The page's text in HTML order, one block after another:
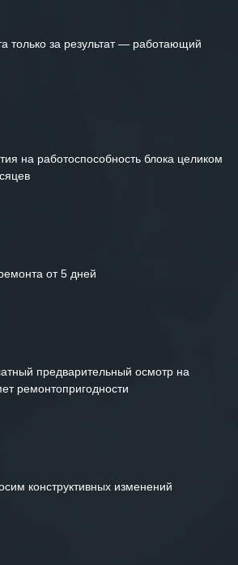
только за результат — работающий
на работоспособность блока целиком
от 5 дней
предварительный осмотр на
ремонтопригодности
конструктивных изменений